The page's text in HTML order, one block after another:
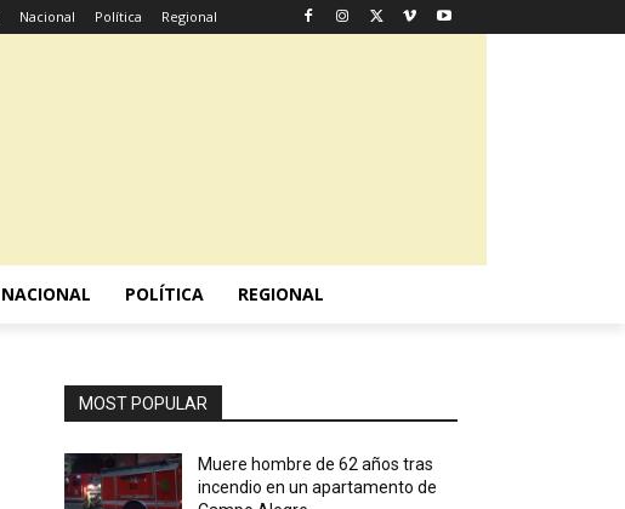
Nacional Política Regional
NACIONAL POLÍTICA REGIONAL
MOST POPULAR
Muere hombre de 62 años tras
incendio en un apartamento de